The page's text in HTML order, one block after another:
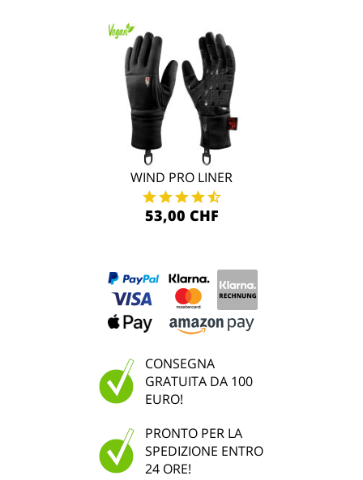
WIND PRO LINER
53,00 CHF
CONSEGNA
GRATUITA DA 100
EURO!
PRONTO PER LA
SPEDIZIONE ENTRO
24 ORE!